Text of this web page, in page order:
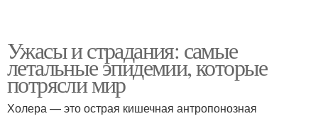
Ужасы и страдания: самые
летальные эпидемии, которые
потрясли мир
Холера — это острая кишечная антропонозная